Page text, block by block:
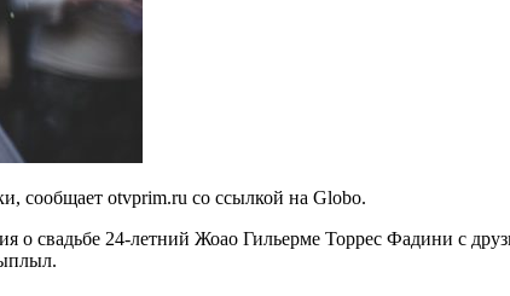
сообщает otvprim.ru со ссылкой на Globo.
свадьбе 24-летний Жоао Гильерме Торрес Фадини с